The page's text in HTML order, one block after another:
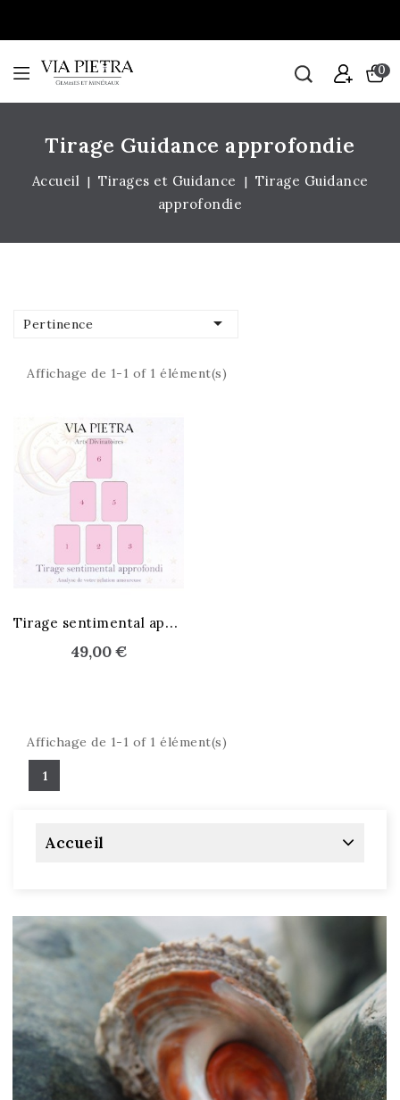
0
Tirage Guidance approfondie
Accueil Tirages et Guidance
Tirage Guidance
approfondie
Pertinence 
Affichage de 1-1 of 1 élément(s)
T
irage sentimental approfondi
49,00 €
Affichage de 1-1 of 1 élément(s)
1
Accueil